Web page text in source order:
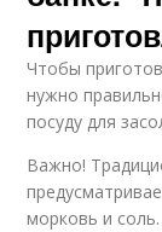
Чтобы
нужно
посуду для
Важно!
морковь и